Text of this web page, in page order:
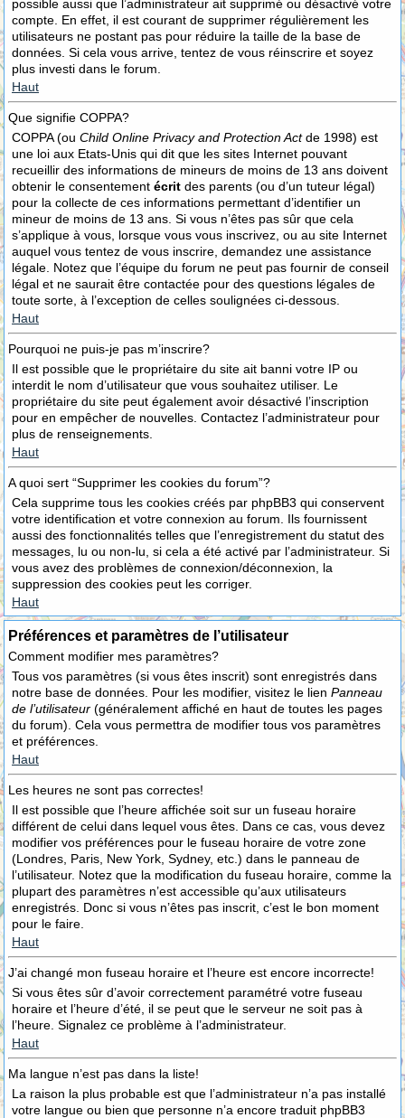
possible aussi que l’administrateur ait supprimé ou désactivé votre
compte. En effet, il est courant de supprimer régulièrement les
utilisateurs ne postant pas pour réduire la taille de la base de
données. Si cela vous arrive, tentez de vous réinscrire et soyez
plus investi dans le forum.
Haut
Que signifie COPPA?
COPPA (ou Child Online Privacy and Protection Actde 1998) est
une loi aux Etats-Unis qui dit que les sites Internet pouvant
recueillir des informations de mineurs de moins de 13 ans doivent
obtenir le consentement écrit des parents (ou d’un tuteur légal)
pour la collecte de ces informations permettant d’identifier un
mineur de moins de 13 ans. Si vous n’êtes pas sûr que cela
s’applique à vous, lorsque vous vous inscrivez, ou au site Internet
auquel vous tentez de vous inscrire, demandez une assistance
légale. Notez que l’équipe du forum ne peut pas fournir de conseil
légal et ne saurait être contactée pour des questions légales de
toute sorte, à l’exception de celles soulignées ci-dessous.
Haut
Pourquoi ne puis-je pas m’inscrire?
Il est possible que le propriétaire du site ait banni votre IP ou
interdit le nom d’utilisateur que vous souhaitez utiliser. Le
propriétaire du site peut également avoir désactivé l’inscription
pour en empêcher de nouvelles. Contactez l’administrateur pour
plus de renseignements.
Haut
A quoi sert “Supprimer les cookies du forum”?
Cela supprime tous les cookies créés par phpBB3 qui conservent
votre identification et votre connexion au forum. Ils fournissent
aussi des fonctionnalités telles que l’enregistrement du statut des
messages, lu ou non-lu, si cela a été activé par l’administrateur. Si
vous avez des problèmes de connexion/déconnexion, la
suppression des cookies peut les corriger.
Haut
Préférences et paramètres de l’utilisateur
Comment modifier mes paramètres?
Tous vos paramètres (si vous êtes inscrit) sont enregistrés dans
notre base de données. Pour les modifier, visitez le lien Panneau
de l’utilisateur (généralement affiché en haut de toutes les pages
du forum). Cela vous permettra de modifier tous vos paramètres
et préférences.
Haut
Les heures ne sont pas correctes!
Il est possible que l’heure affichée soit sur un fuseau horaire
différent de celui dans lequel vous êtes. Dans ce cas, vous devez
modifier vos préférences pour le fuseau horaire de votre zone
(Londres, Paris, New York, Sydney, etc.) dans le panneau de
l’utilisateur. Notez que la modification du fuseau horaire, comme la
plupart des paramètres n’est accessible qu’aux utilisateurs
enregistrés. Donc si vous n’êtes pas inscrit, c’est le bon moment
pour le faire.
Haut
J’ai changé mon fuseau horaire et l’heure est encore incorrecte!
Si vous êtes sûr d’avoir correctement paramétré votre fuseau
horaire et l’heure d’été, il se peut que le serveur ne soit pas à
l’heure. Signalez ce problème à l’administrateur.
Haut
Ma langue n’est pas dans la liste!
La raison la plus probable est que l’administrateur n’a pas installé
votre langue ou bien que personne n’a encore traduit phpBB3